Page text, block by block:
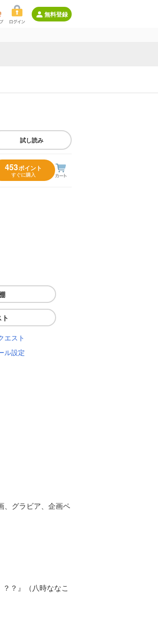
無料登録
試し読み
453ポイント
すぐに購入
エスト
ル設定
、グラビア、企画ペ
？』（八時ななこ